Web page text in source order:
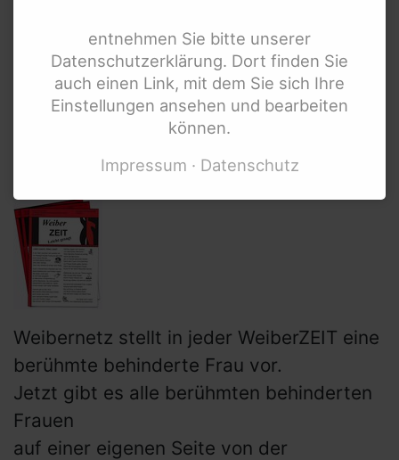
Die Frauen sind berühmt, weil sie Bücher
geschrieben haben.
Oder weil sie Musik machen, die viele von
uns kennen.
Oder weil sie eine bekannte Sportlerin
Weibernetz stellt in jeder WeiberZEIT eine
berühmte behinderte Frau vor.
Jetzt gibt es alle berühmten behinderten
Frauen
auf einer eigenen Seite von der
entnehmen Sie bitte unserer
Datenschutzerklärung. Dort finden Sie
auch einen Link, mit dem Sie sich Ihre
Einstellungen ansehen und bearbeiten
können.
Impressum
Datenschutz